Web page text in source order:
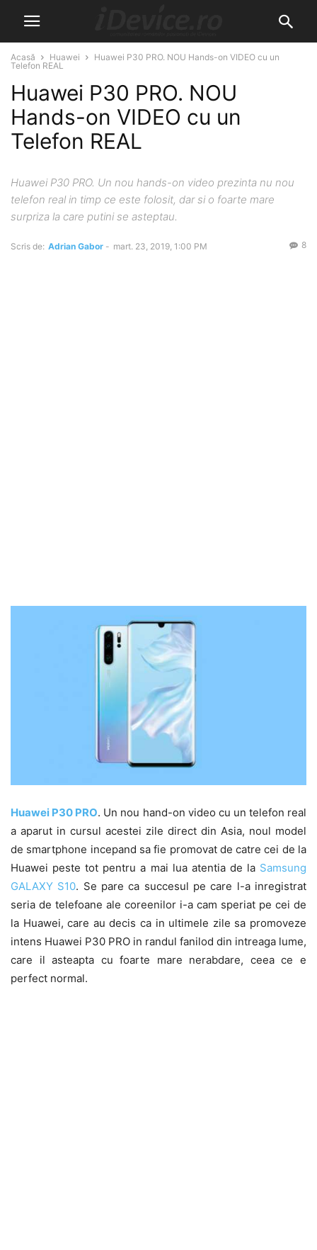
Acasă Huawei
Huawei P30 PRO. NOU Hands-on VIDEO cu un
Telefon REAL
Huawei P30 PRO. NOU
Hands-on VIDEO cu un
Telefon REAL
Huawei P30 PRO. Un nou hands-on video prezinta nu nou
telefon real in timp ce este folosit, dar si o foarte mare
surpriza la care putini se asteptau.
Scris de: Adrian Gabor - mart. 23, 2019, 1:00 PM 8
Huawei P30 PRO. Un nou hand-on video cu un telefon real
a aparut in cursul acestei zile direct din Asia, noul model
de smartphone incepand sa fie promovat de catre cei de la
Huawei peste tot pentru a mai lua atentia de la Samsung
GALAXY S10. Se pare ca succesul pe care l-a inregistrat
seria de telefoane ale coreenilor i-a cam speriat pe cei de
la Huawei, care au decis ca in ultimele zile sa promoveze
intens Huawei P30 PRO in randul fanilod din intreaga lume,
care il asteapta cu foarte mare nerabdare, ceea ce e
perfect normal.